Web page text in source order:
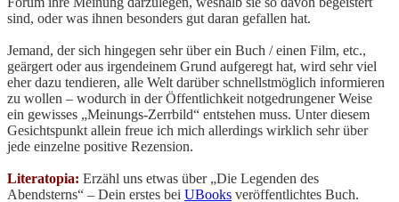
sind, oder was ihnen besonders gut daran gefallen hat.
Jemand, der sich hingegen sehr über ein Buch / einen Film, etc.,
geärgert oder aus irgendeinem Grund aufgeregt hat, wird sehr viel
eher dazu tendieren, alle Welt darüber schnellstmöglich informieren
zu wollen – wodurch in der Öffentlichkeit notgedrungener Weise
ein gewisses „Meinungs-Zerrbild“ entstehen muss. Unter diesem
Gesichtspunkt allein freue ich mich allerdings wirklich sehr über
jede einzelne positive Rezension.
Literatopia: Erzähl uns etwas über „Die Legenden des
Abendsterns“ – Dein erstes bei UBooks veröffentlichtes Buch.